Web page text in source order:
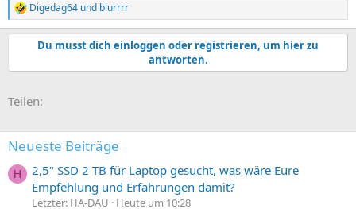
R
e
a
n
:
Digedag64 und blurrrr
Du musst dich einloggen oder registrieren, um hier zu
antworten.
Teilen:
Neueste Beiträge
H
2,5" SSD 2 TB für Laptop gesucht, was wäre Eure
Empfehlung und Erfahrungen damit?
Letzter: HA-DAU
Heute um 10:28